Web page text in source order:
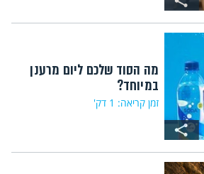
מה הסוד שלכם ליום מרענן
במיוחד?
זמן קריאה: 1 דק'